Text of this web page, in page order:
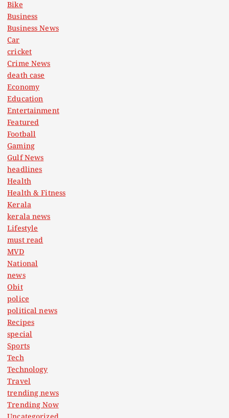
Bike
Business
Business News
Car
cricket
Crime News
death case
Economy
Education
Entertainment
Featured
Football
Gaming
Gulf News
headlines
Health
Health & Fitness
Kerala
kerala news
Lifestyle
must read
MVD
National
news
Obit
police
political news
Recipes
special
Sports
Tech
Technology
Travel
trending news
Trending Now